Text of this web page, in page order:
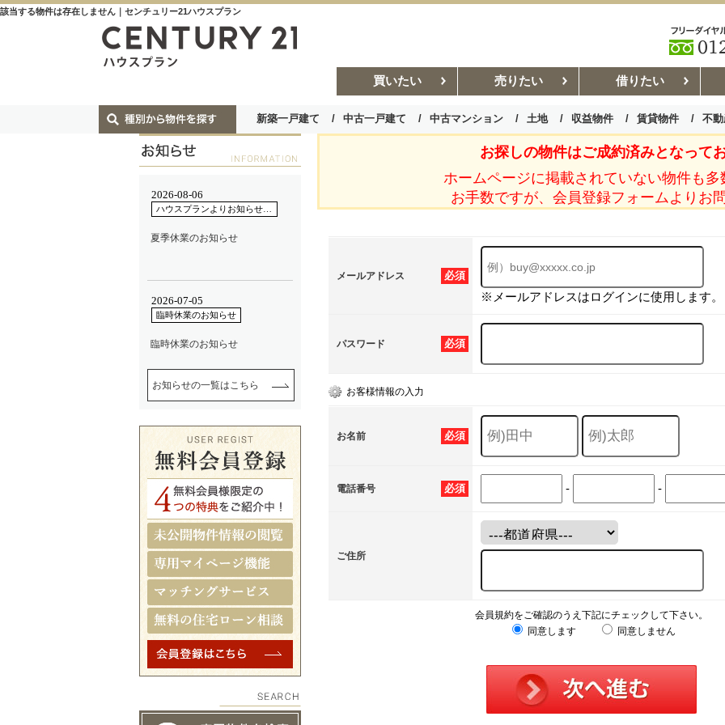
該当する物件は存在しません｜センチュリー21ハウスプラン
買いたい 売りたい 借りたい
新築一戸建て 中古一戸建て 中古マンション 土地 収益物件 賃貸物件 不
お部屋探しコラム 賃貸管理コ
お探しの物件はご成約済みとなってお
ホームページに掲載されていない物件も多
お手数ですが、会員登録フォームよりお
必須
メールアドレス
※メールアドレスはログインに使用します。
必須
パスワード
お客様情報の入力
必須
お名前
必須
電話番号 - -
ご住所
会員規約をご確認のうえ下記にチェックして下さい。
同意します
同意しません
お知らせの一覧はこちら